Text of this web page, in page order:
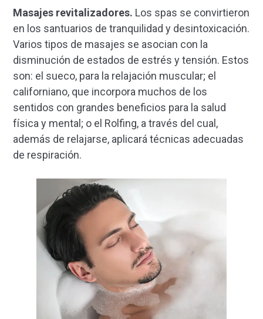
Masajes revitalizadores. Los spas se convirtieron
en los santuarios de tranquilidad y desintoxicación.
Varios tipos de masajes se asocian con la
disminución de estados de estrés y tensión. Estos
son: el sueco, para la relajación muscular; el
californiano, que incorpora muchos de los
sentidos con grandes beneficios para la salud
física y mental; o el Rolfing, a través del cual,
además de relajarse, aplicará técnicas adecuadas
de respiración.